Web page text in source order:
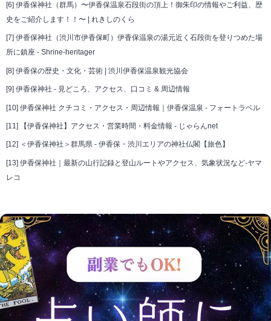
[6] 伊香保神社（群馬）〜伊香保温泉石段街の頂上！御朱印の情報やご利益、歴
史をご紹介します！！〜 | れきしのくら
[7] 伊香保神社（渋川市伊香保町）伊香保温泉の湯元近く石段街を登りつめた場
所に鎮座 - Shrine-heritager
[8] 伊香保の歴史・文化・芸術 | 渋川伊香保温泉観光協会
[9] 伊香保神社 - 見どころ、アクセス、口コミ & 周辺情報
[10] 伊香保神社 クチコミ・アクセス・周辺情報｜伊香保温泉 - フォートラベル
[11] 【伊香保神社】アクセス・営業時間・料金情報 - じゃらんnet
[12] ＜伊香保神社＞群馬県 - 伊香保・渋川エリアの神社仏閣【旅色】
[13] 伊香保神社｜最新の山行記録と登山ルートやアクセス、気象状況など-ヤマ
レコ